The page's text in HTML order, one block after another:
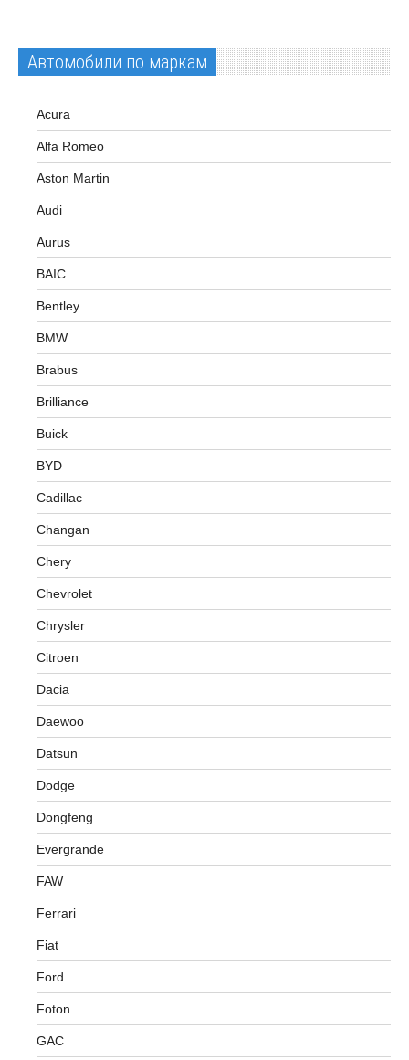
Автомобили по маркам
Acura
Alfa Romeo
Aston Martin
Audi
Aurus
BAIC
Bentley
BMW
Brabus
Brilliance
Buick
BYD
Cadillac
Changan
Chery
Chevrolet
Chrysler
Citroen
Dacia
Daewoo
Datsun
Dodge
Dongfeng
Evergrande
FAW
Ferrari
Fiat
Ford
Foton
GAC